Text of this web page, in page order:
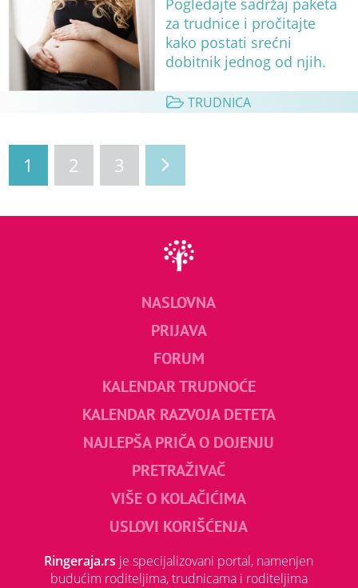
Pogledajte sadržaj paketa
za trudnice i pročitajte
kako postati srećni
dobitnik jednog od njih.
TRUDNICA
1 2 3
NASLOVNA
PRIJAVA
FORUM
KALENDAR TRUDNOĆE
KALENDAR RAZVOJA DETETA
NAJLEPŠA PRIČA O DOJENJU
PRETRAŽIVAČ
VIŠE O KOLAČIĆIMA
USLOVI KORIŠĆENJA
Ringeraja.rs je specijalizovani portal, namenjen
budućim roditeljima, trudnicama i roditeljima